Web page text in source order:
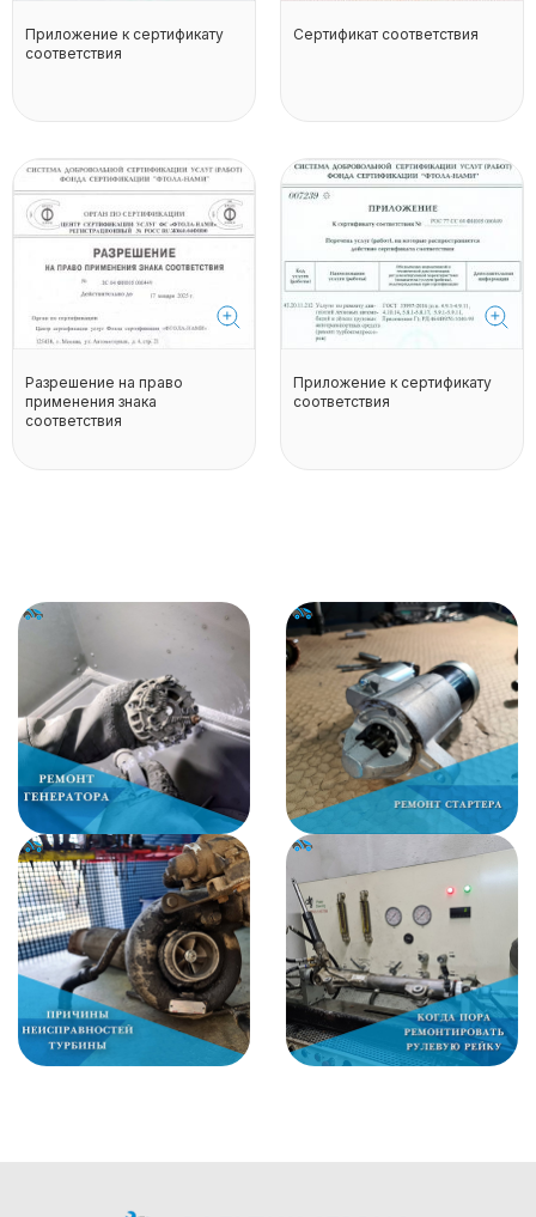
Приложение к сертификату
соответствия
Сертификат соответствия
Разрешение на право
применения знака
соответствия
Приложение к сертификату
соответствия